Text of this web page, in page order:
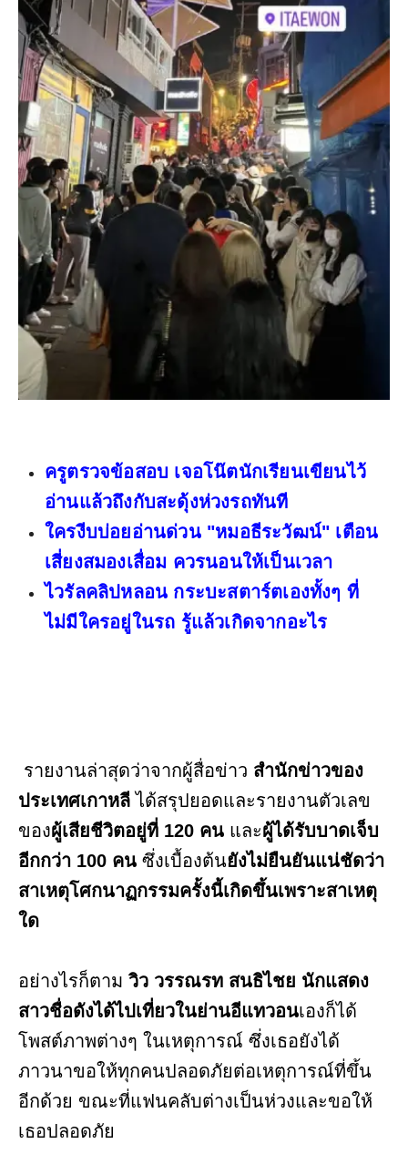
ครูตรวจข้อสอบ เจอโน๊ตนักเรียนเขียนไว้
อ่านแล้วถึงกับสะดุ้งห่วงรถทันที
ใครงีบบ่อยอ่านด่วน "หมอธีระวัฒน์" เตือน
เสี่ยงสมองเสื่อม ควรนอนให้เป็นเวลา
ไวรัลคลิปหลอน กระบะสตาร์ตเองทั้งๆ ที่
ไม่มีใครอยู่ในรถ รู้แล้วเกิดจากอะไร
รายงานล่าสุดว่าจากผู้สื่อข่าว สำนักข่าวของ
ประเทศเกาหลี ได้สรุปยอดและรายงานตัวเลข
ของผู้เสียชีวิตอยู่ที่ 120 คน และผู้ได้รับบาดเจ็บ
อีกกว่า 100 คน ซึ่งเบื้องต้นยังไม่ยืนยันแน่ชัดว่า
สาเหตุโศกนาฏกรรมครั้งนี้เกิดขึ้นเพราะสาเหตุ
ใด
อย่างไรก็ตาม วิว วรรณรท สนธิไชย นักแสดง
สาวชื่อดังได้ไปเที่ยวในย่านอีแทวอนเองก็ได้
โพสต์ภาพต่างๆ ในเหตุการณ์ ซึ่งเธอยังได้
ภาวนาขอให้ทุกคนปลอดภัยต่อเหตุการณ์ที่ขึ้น
อีกด้วย ขณะที่แฟนคลับต่างเป็นห่วงและขอให้
เธอปลอดภัย